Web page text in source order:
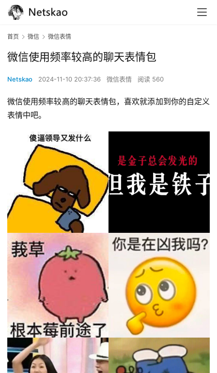
首页 微信 微信表情
微信使用频率较高的聊天表情包
Netskao 2024-11-10 20:37:36 微信表情 阅读 560
微信使用频率较高的聊天表情包，喜欢就添加到你的自定义
表情中吧。